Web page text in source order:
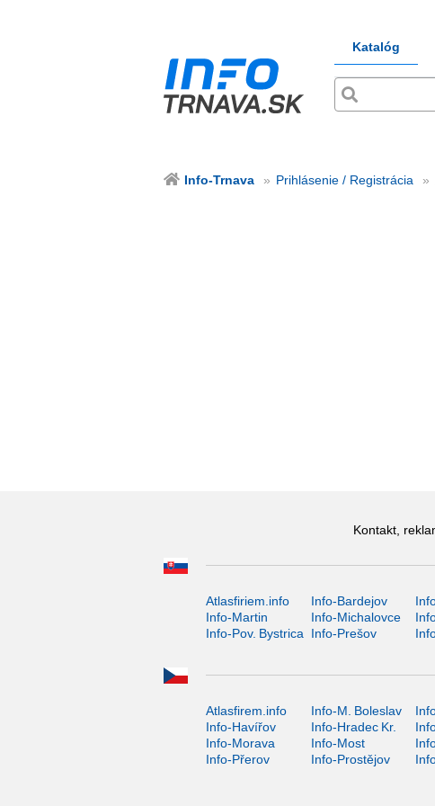
Katalóg
Info-Trnava Prihlásenie / Registrácia
Kontakt,
Atlasfiriem.info Info-Bardejov
Info-Martin
Info-Michalovce
Info-Pov. Bystrica
Info-Prešov
Atlasfirem.info Info-M. Boleslav
Info-Havířov
Info-Hradec Kr.
Info-Morava
Info-Most
Info-Přerov
Info-Prostějov